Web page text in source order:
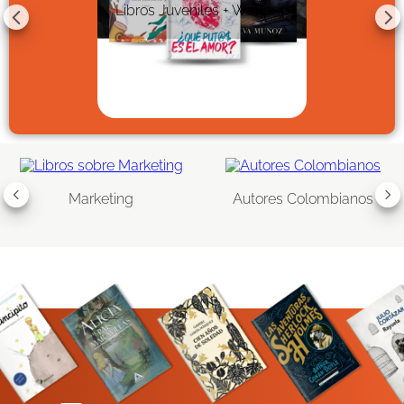
Libros Juveniles + Wattpad
Marketing Autores Colombianos